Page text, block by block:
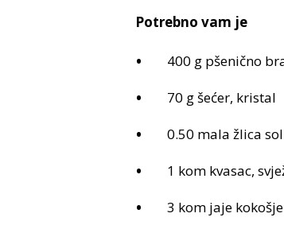
Potrebno vam je
400 g pšenično
70 g šećer, kristal
0.50 mala žlica sol
1 kom kvasac,
3 kom jaje kokošje